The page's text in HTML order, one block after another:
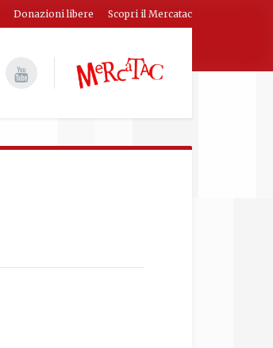
Donazioni libere Scopri il Mercatac